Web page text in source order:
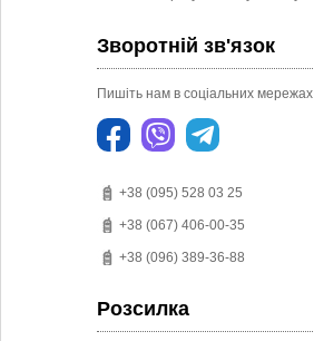
Зворотній зв'язок
Пишіть нам в соціальних мережах
+38 (095) 528 03 25
+38 (067) 406-00-35
+38 (096) 389-36-88
Розсилка